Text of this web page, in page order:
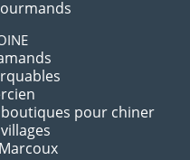
pour chiner